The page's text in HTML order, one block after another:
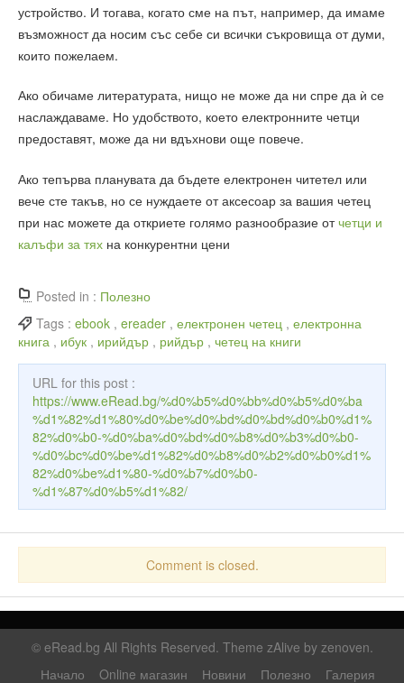
устройство. И тогава, когато сме на път, например, да имаме
възможност да носим със себе си всички съкровища от думи,
които пожелаем.
Ако обичаме литературата, нищо не може да ни спре да ѝ се
наслаждаваме. Но удобството, което електронните четци
предоставят, може да ни вдъхнови още повече.
Ако тепърва планувата да бъдете електронен читетел или
вече сте такъв, но се нуждаете от аксесоар за вашия четец
при нас можете да откриете голямо разнообразие отчетци и
калъфи за тях на конкурентни цени
Posted in : Полезно
Tags : ebook , ereader , електронен четец , електронна
книга , ибук , ирийдър , рийдър , четец на книги
URL for this post :
https://www.eRead.bg/%d0%b5%d0%bb%d0%b5%d0%ba
%d1%82%d1%80%d0%be%d0%bd%d0%bd%d0%b0%d1%
82%d0%b0-%d0%ba%d0%bd%d0%b8%d0%b3%d0%b0-
%d0%bc%d0%be%d1%82%d0%b8%d0%b2%d0%b0%d1%
82%d0%be%d1%80-%d0%b7%d0%b0-
%d1%87%d0%b5%d1%82/
Comment is closed.
© eRead.bg All Rights Reserved. Theme zAlive by zenoven.
Начало
Online магазин Новини Полезно
Галерия